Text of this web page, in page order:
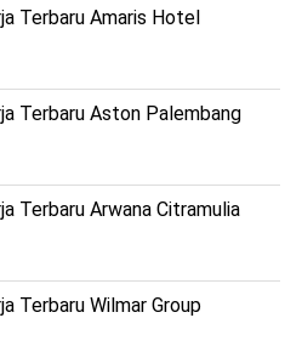
Terbaru Amaris Hotel
Terbaru Aston Palembang
Terbaru Arwana Citramulia
Terbaru Wilmar Group